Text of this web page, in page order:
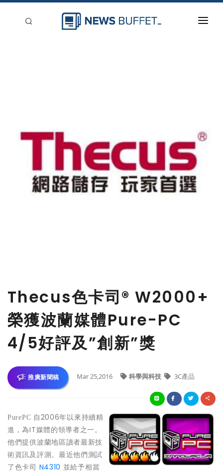
Thecus色卡司® W2000+
榮獲波蘭媒體Pure-PC
4/5好評及”創新”獎
推廣新聞稿 Mar 25,2016 科學與科技 3C產品
PurePC 自2006年以來持續精
進，為IT媒體的領導者之一。
他們提供波蘭地區讀者最新技
術資訊及評測。最近他們測試
了色卡司 N4310 並給予相當